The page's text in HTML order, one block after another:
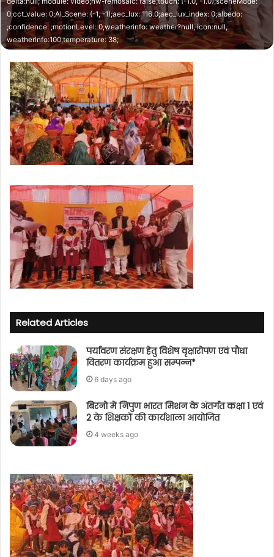
l
0;cct_value: 0;AI_Scene: (-1, -1);aec_lux: 116.0;aec_lux_index: 0;albedo:
;confidence: ;motionLevel: 0;weatherinfo: weather?null, icon:null,
weatherInfo:100;temperature: 38;
Related Articles
पर्यावरण संरक्षण हेतु विशेष वृक्षारोपण एवं पौधा
वितरण कार्यक्रम हुआ सम्पन्न*
6 days ago
बिरनो में निपुण भारत मिशन के अंतर्गत कक्षा 1 एवं
2 के शिक्षकों की कार्यशाला आयोजित
4 weeks ago